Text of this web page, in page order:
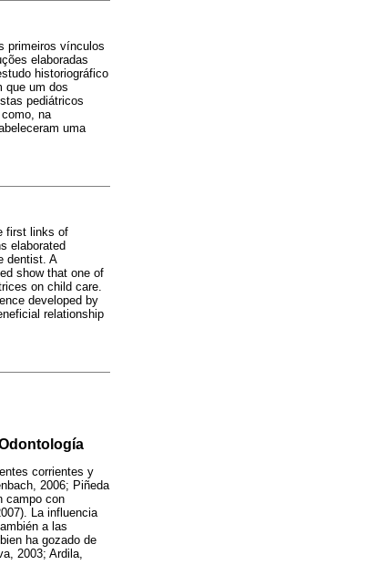
primeiros vínculos
elaboradas
historiográfico
que um dos
pediátricos
na
uma
first links of
elaborated
dentist. A
show that one of
on child care.
developed by
relationship
corrientes y
2006; Piñeda
campo con
La influencia
a las
ha gozado de
2003; Ardila,